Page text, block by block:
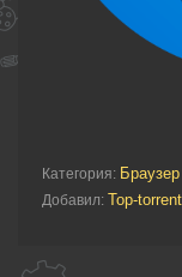
Категория: Браузер
Добавил: Top-torrent